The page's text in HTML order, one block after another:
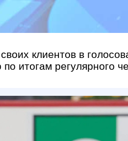
клиентов в
итогам регулярного